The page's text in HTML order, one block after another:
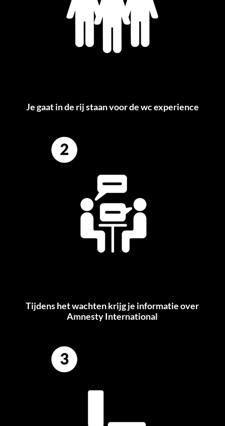
Je gaat in de rij staan voor de wc experience
Tijdens het wachten krijg je informatie over
Amnesty International